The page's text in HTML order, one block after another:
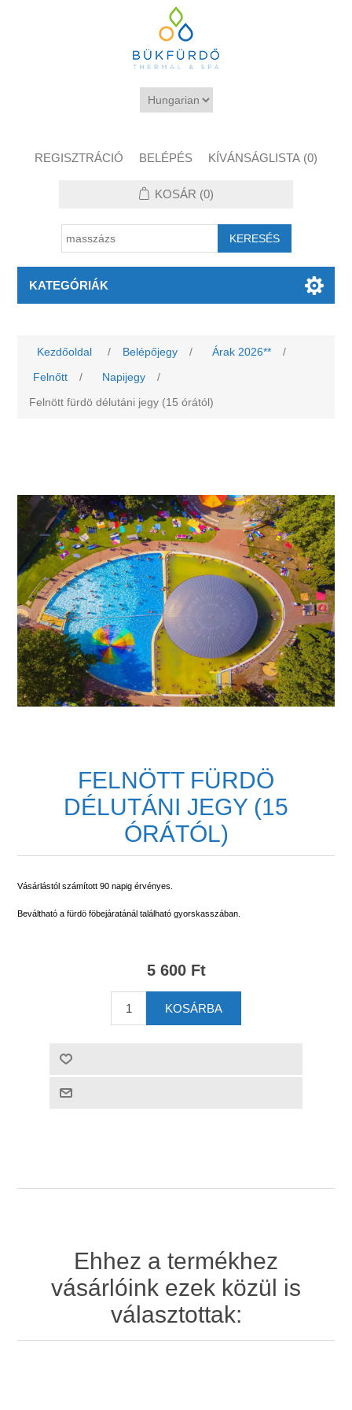
REGISZTRÁCIÓ BELÉPÉS KÍVÁNSÁGLISTA (0)
KOSÁR (0)
KATEGÓRIÁK
Kezdőoldal / Belépőjegy / Árak 2026**
/
Felnőtt
/ Napijegy
/
Felnött fürdö délutáni jegy (15 órától)
FELNÖTT FÜRDÖ
DÉLUTÁNI JEGY (15
ÓRÁTÓL)
Vásárlástól számított90 napig érvényes.
Beváltható a fürdö föbejáratánál található gyorskasszában.
5 600 Ft
Ehhez a termékhez
vásárlóink ezek közül is
választottak: